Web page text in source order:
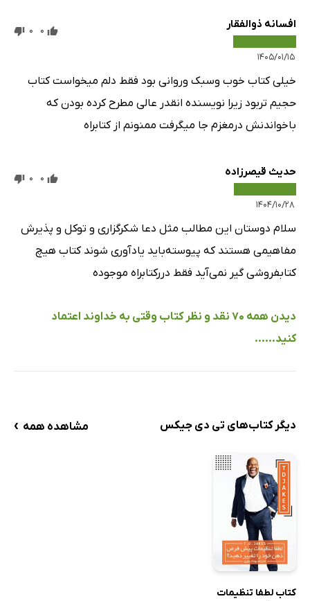
افسانه ذوالفقار
۱۴۰۵/۰۱/۱۵
0
0
خیلی کتاب خوب وسبک وروانی بود فقط دلم میخواست کتاب
حجیم تربود زیرا نویسنده انقدر عالی مطرح کرده بودن که
باخواندنش درمغزم جا میگرفت ممنونم از کتابراه
حدیث قیصرزاده
۱۴۰۴/۱۰/۲۸
0
0
سلام دوستان این مطالب مثل دعا شکرگزاری و توکل و پذیرش
مفاهیمی هستند که پیوسته‌باید یادآوری شوند کتاب هیچ
کتابفروشی گیر نمی‌آید فقط دررکتابراه موجوده
دیدن همه 70 نقد و نظر کتاب وقتی به خداوند اعتماد
کنید......
دیگر کتاب‌های تی دی جیکس مشاهده همه ›
کتاب لطفا تنظیمات